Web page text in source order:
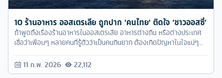
10 ร้านอาหาร ออสเตรเลีย ถูกปาก ‘คนไทย’ ติดใจ ‘ชาวออสซี่’
ถ้าพูดถึงเรื่องร้านอาหารในออสเตรเลีย อาหารต่างถิ่น หรือต่างประเทศ
เชื่อว่าเพื่อนๆ หลายคนที่รู้ตัวว่าเป็นคนกินยาก ต้องเกิดปัญหาในใจแน่ๆ
จะแตกต่างจากบ้านเราพอสมควร ดีไม่ดีเดินสุ่มสี่สุ่มห้า เจอร้านไหนก็แวะ
อาจจะต้องเสียค่าอาหารไปฟรีๆ แลกกับรสชาติอาหารที่ทานแทบไม่ได้
11 ก.พ. 2026 22,112